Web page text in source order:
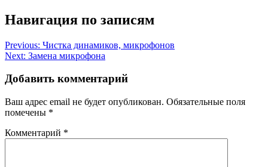
Навигация по записям
Previous: Чистка динамиков, микрофонов
Next: Замена микрофона
Добавить комментарий
Ваш адрес email не будет опубликован. Обязательные поля
помечены *
Комментарий *